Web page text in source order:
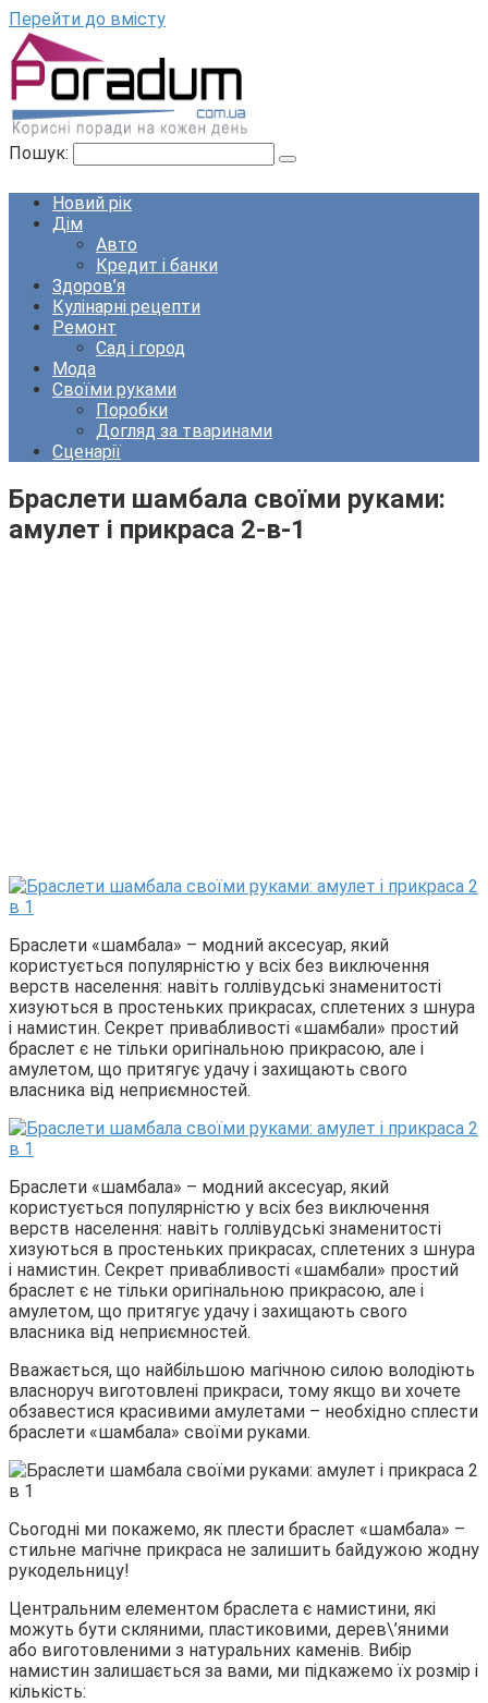
Перейти до вмісту
Пошук:
Новий рік
Дім
Авто
Кредит і банки
Здоров’я
Кулінарні рецепти
Ремонт
Сад і город
Мода
Своїми руками
Поробки
Догляд за тваринами
Сценарії
Браслети шамбала своїми руками:
амулет і прикраса 2-в-1
Браслети «шамбала» – модний аксесуар, який
користується популярністю у всіх без виключення
верств населення: навіть голлівудські знаменитості
хизуються в простеньких прикрасах, сплетених з шнура
і намистин. Секрет привабливості «шамбали» простий
браслет є не тільки оригінальною прикрасою, але і
амулетом, що притягує удачу і захищають свого
власника від неприємностей.
Браслети «шамбала» – модний аксесуар, який
користується популярністю у всіх без виключення
верств населення: навіть голлівудські знаменитості
хизуються в простеньких прикрасах, сплетених з шнура
і намистин. Секрет привабливості «шамбали» простий
браслет є не тільки оригінальною прикрасою, але і
амулетом, що притягує удачу і захищають свого
власника від неприємностей.
Вважається, що найбільшою магічною силою володіють
власноруч виготовлені прикраси, тому якщо ви хочете
обзавестися красивими амулетами – необхідно сплести
браслети «шамбала» своїми руками.
Сьогодні ми покажемо, як плести браслет «шамбала» –
стильне магічне прикраса не залишить байдужою жодну
рукодельницу!
Центральним елементом браслета є намистини, які
можуть бути скляними, пластиковими, дерев\’яними
або виготовленими з натуральних каменів. Вибір
намистин залишається за вами, ми підкажемо їх розмір і
кількість: